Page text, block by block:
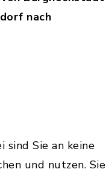
nach
sind Sie an keine
und nutzen. Sie